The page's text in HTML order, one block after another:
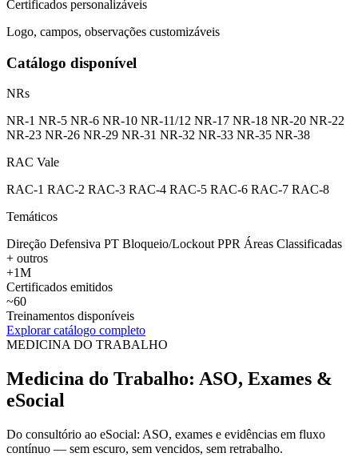
Certificados personalizáveis
Logo, campos, observações customizáveis
Catálogo disponível
NRs
NR-1 NR-5 NR-6 NR-10 NR-11/12 NR-17 NR-18 NR-20 NR-22
NR-23 NR-26 NR-29 NR-31 NR-32 NR-33 NR-35 NR-38
RAC Vale
RAC-1 RAC-2 RAC-3 RAC-4 RAC-5 RAC-6 RAC-7 RAC-8
Temáticos
Direção Defensiva PT Bloqueio/LockoutPPR Áreas Classificadas
+ outros
+1M
Certificados emitidos
~60
Treinamentos disponíveis
Explorar catálogo completo
MEDICINA DO TRABALHO
Medicina do Trabalho: ASO, Exames &
eSocial
Do consultório ao eSocial: ASO, exames e evidências em fluxo
contínuo — sem escuro, sem vencidos, sem retrabalho.